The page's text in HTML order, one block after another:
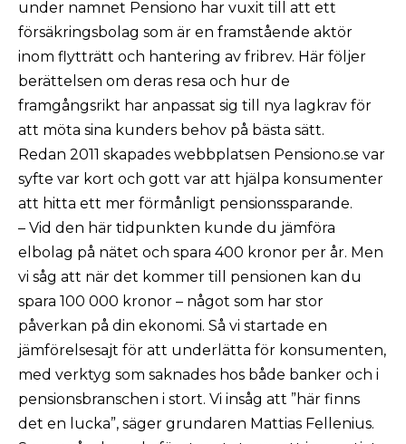
under namnet Pensiono har vuxit till att ett
försäkringsbolag som är en framstående aktör
inom flytträtt och hantering av fribrev. Här följer
berättelsen om deras resa och hur de
framgångsrikt har anpassat sig till nya lagkrav för
att möta sina kunders behov på bästa sätt.
Redan 2011 skapades webbplatsen Pensiono.se var
syfte var kort och gott var att hjälpa konsumenter
att hitta ett mer förmånligt pensionssparande.
– Vid den här tidpunkten kunde du jämföra
elbolag på nätet och spara 400 kronor per år. Men
vi såg att när det kommer till pensionen kan du
spara 100 000 kronor – något som har stor
påverkan på din ekonomi. Så vi startade en
jämförelsesajt för att underlätta för konsumenten,
med verktyg som saknades hos både banker och i
pensionsbranschen i stort. Vi insåg att ”här finns
det en lucka”, säger grundaren Mattias Fellenius.